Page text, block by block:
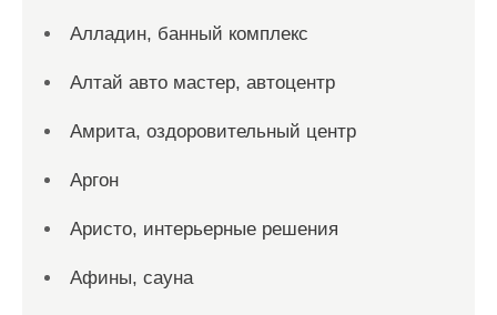
Алладин, банный комплекс
Алтай авто мастер, автоцентр
Амрита, оздоровительный центр
Аргон
Аристо, интерьерные решения
Афины, сауна